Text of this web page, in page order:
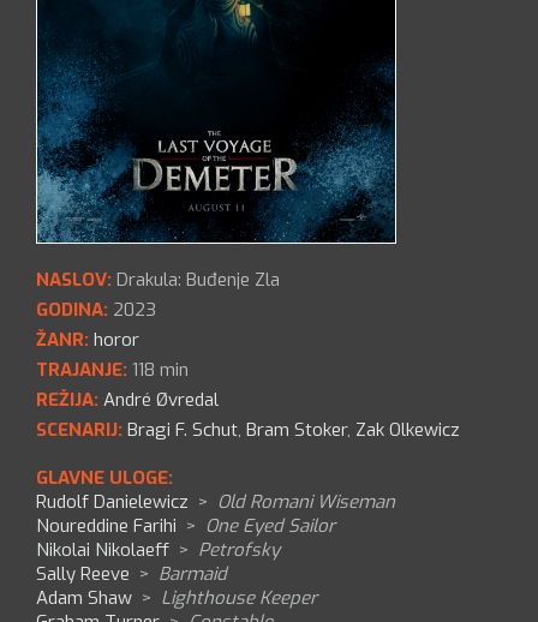
NASLOV: Drakula: Buđenje Zla
GODINA: 2023
ŽANR: horor
TRAJANJE: 118 min
REŽIJA: André Øvredal
SCENARIJ: Bragi F. Schut, Bram Stoker, Zak Olkewicz
GLAVNE ULOGE:
Rudolf Danielewicz > Old Romani Wiseman
Noureddine Farihi > One Eyed Sailor
Nikolai Nikolaeff > Petrofsky
Sally Reeve > Barmaid
Adam Shaw > Lighthouse Keeper